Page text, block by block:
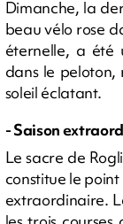
Dimanche, la
beau vélo rose
éternelle, a été
dans le peloton,
soleil éclatant.
- Saison
Le sacre de
constitue le
extraordinaire.